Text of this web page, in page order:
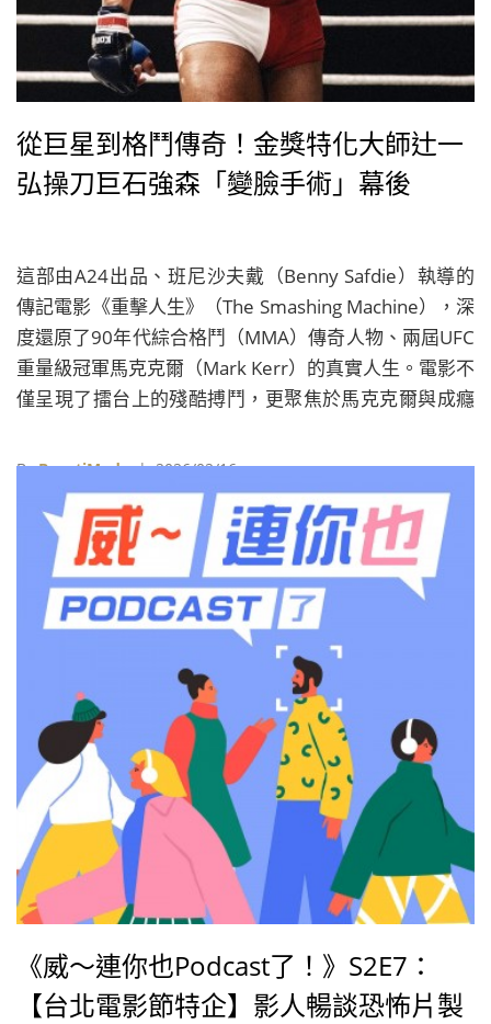
從巨星到格鬥傳奇！金獎特化大師辻一
弘操刀巨石強森「變臉手術」幕後
這部由A24出品、班尼沙夫戴（Benny Safdie）執導的
傳記電影《重擊人生》（The Smashing Machine），深
度還原了90年代綜合格鬥（MMA）傳奇人物、兩屆UFC
重量級冠軍馬克克爾（Mark Kerr）的真實人生。電影不
僅呈現了擂台上的殘酷搏鬥，更聚焦於馬克克爾與成癮
傳奇格鬥家，巨石強森（Dwayne Johnson）與特效化
妝團隊進行了一場視覺變身，透過極致的特化工法，翻
轉了他過往深植人心的英雄形象。
ByBeautiMode| 2026/02/16
《威～連你也Podcast了！》S2E7：
【台北電影節特企】影人暢談恐怖片製